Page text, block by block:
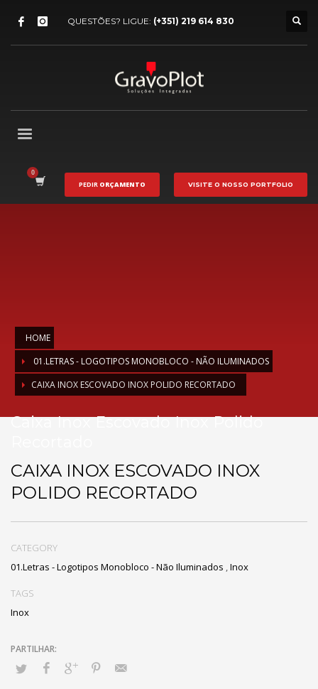
QUESTÕES? LIGUE: (+351) 219 614 830
PEDIR ORÇAMENTO VISITE O NOSSO PORTFOLIO
HOME
01.LETRAS - LOGOTIPOS MONOBLOCO - NÃO ILUMINADOS
CAIXA INOX ESCOVADO INOX POLIDO RECORTADO
Caixa Inox Escovado Inox Polido
CAIXA INOX ESCOVADO INOX
POLIDO RECORTADO
CATEGORY
01.Letras - Logotipos Monobloco - Não Iluminados ,Inox
TAGS
Inox